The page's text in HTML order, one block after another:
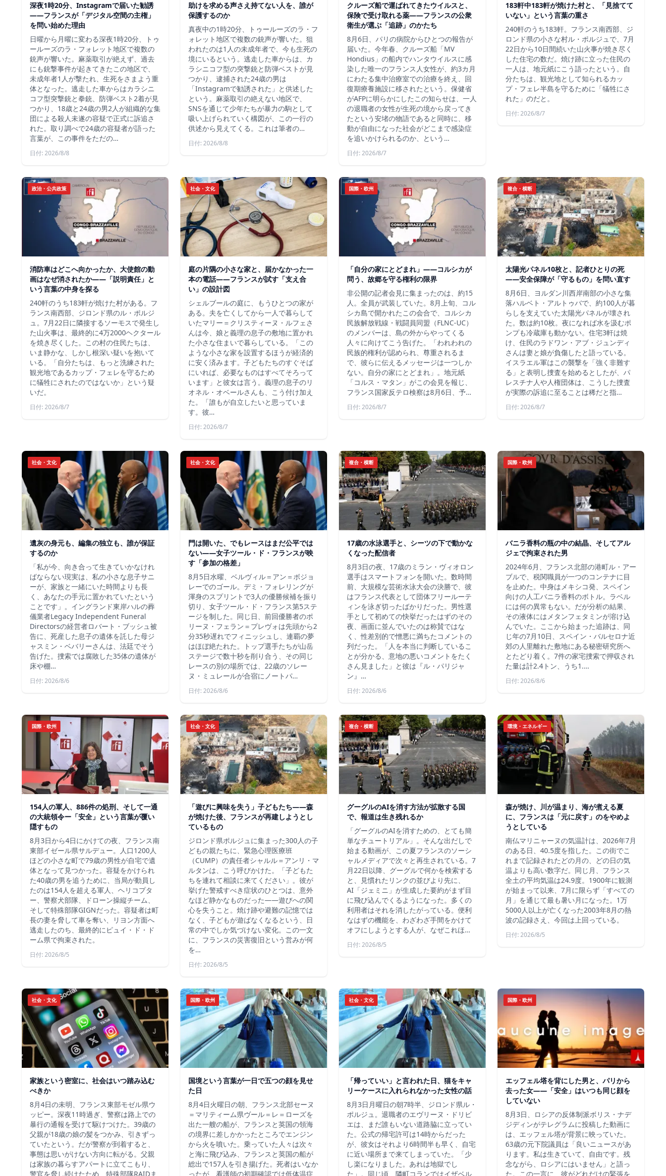
深夜1時20分、Instagramで届いた勧誘
――フランスが「デジタル空間の主権」
を問い始めた理由
日曜から月曜に変わる深夜1時20分、トゥ
ールーズのラ・フォレット地区で複数の
銃声が響いた。麻薬取引が絶えず、過去
にも銃撃事件が起きてきたこの地区で、
未成年者1人が撃たれ、生死をさまよう重
体となった。逃走した車からはカラシニ
コフ型突撃銃と拳銃、防弾ベスト2着が見
つかり、18歳と24歳の男2人が組織的な集
団による殺人未遂の容疑で正式に訴追さ
れた。取り調べで24歳の容疑者が語った
言葉が、この事件をただの…
日付: 2026/8/8
助けを求める声さえ持てない人を、誰が
保護するのか
真夜中の1時20分、トゥールーズのラ・フ
ォレット地区で複数の銃声が響いた。狙
われたのは1人の未成年者で、今も生死の
境にいるという。逃走した車からは、カ
ラシニコフ型の突撃銃と防弾ベストが見
つかり、逮捕された24歳の男は
「Instagramで勧誘された」と供述した
という。麻薬取引の絶えない地区で、
SNSを通じて少年たちが暴力の駒として
吸い上げられていく構図が、この一行の
供述から見えてくる。これは筆者の…
日付: 2026/8/8
クルーズ船で運ばれてきたウイルスと、
保険で受け取れる薬――フランスの公衆
衛生が選ぶ「追跡」のかたち
8月6日、パリの病院からひとつの報告が
届いた。今年春、クルーズ船「MV
Hondius」の船内でハンタウイルスに感
染した唯一のフランス人女性が、約3カ月
にわたる集中治療室での治療を終え、回
復期療養施設に移されたという。保健省
がAFPに明らかにしたこの知らせは、一人
の退職者の女性が生死の境から戻ってき
たという安堵の物語であると同時に、移
動が自由になった社会がどこまで感染症
を追いかけられるのか、という…
日付: 2026/8/7
183軒中183軒が焼けた村と、「見捨てて
いない」という言葉の重さ
240軒のうち183軒。フランス南西部、ジ
ロンド県の小さな村ル・ポルジュで、7月
22日から10日間続いた山火事が焼き尽く
した住宅の数だ。焼け跡に立った住民の
一人は、地元紙にこう語ったという。自
分たちは、観光地として知られるカッ
プ・フェレ半島を守るために「犠牲にさ
れた」のだと。
日付: 2026/8/7
政治・公共政策
消防車はどこへ向かったか、大使館の動
画はなぜ消されたか——「説明責任」と
いう言葉の中身を探る
240軒のうち183軒が焼けた村がある。フ
ランス南西部、ジロンド県のル・ポルジ
ュ。7月22日に隣接するソーモスで発生し
た山火事は、最終的に4万2000ヘクタール
を焼き尽くした。この村の住民たちは、
いま静かな、しかし根深い疑いを抱いて
いる。「自分たちは、もっと洗練された
観光地であるカップ・フェレを守るため
に犠牲にされたのではないか」という疑
いだ。
日付: 2026/8/7
社会・文化
庭の片隅の小さな家と、届かなかった一
本の電話——フランスが試す「支え合
い」の設計図
シェルブールの庭に、もうひとつの家が
ある。夫を亡くしてから一人で暮らして
いたマリー＝クリスティーヌ・ルフェさ
んは今、娘と義理の息子の敷地に置かれ
た小さな住まいで暮らしている。「この
ような小さな家を設置するほうが経済的
に安く済みます。子どもたちのすぐそば
にいれば、必要なものはすべてそろって
います」と彼女は言う。義理の息子のリ
オネル・オベールさんも、こう付け加え
た。「誰もが自立したいと思っていま
す。彼…
日付: 2026/8/7
国際・欧州
「自分の家にとどまれ」——コルシカが
問う、故郷を守る権利の限界
非公開の記者会見に集まったのは、約15
人。全員が武装していた。8月上旬、コル
シカ島で開かれたこの会合で、コルシカ
民族解放戦線・戦闘員同盟（FLNC-UC）
のメンバーは、島の外からやってくる
人々に向けてこう告げた。「われわれの
民族的権利が認められ、尊重されるま
で、彼らに伝えるメッセージは一つしか
ない。自分の家にとどまれ」。地元紙
「コルス・マタン」がこの会見を報じ、
フランス国家反テロ検察は8月6日、予…
日付: 2026/8/7
複合・横断
太陽光パネル10枚と、記者ひとりの死
——安全保障が「守るもの」を問い直す
8月6日、ヨルダン川西岸南部の小さな集
落ハルベト・アルトゥバで、約100人が暮
らしを支えていた太陽光パネルが壊され
た。数は約10枚。夜になれば水を汲むポ
ンプも冷蔵庫も動かない。住宅3軒は焼
け、住民のラドワン・アブ・ジュンディ
さんは妻と娘が負傷したと語っている。
イスラエル軍はこの襲撃を「強く非難す
る」と表明し捜査を始めるとしたが、パ
レスチナ人や人権団体は、こうした捜査
が実際の訴追に至ることは稀だと指…
日付: 2026/8/7
社会・文化
遺灰の身元も、編集の独立も、誰が保証
するのか
「私が今、向き合って生きていかなけれ
ばならない現実は、私の小さな息子サニ
ーが、家族と一緒にいた時間よりも長
く、あなたの手元に置かれていたという
ことです」。イングランド東岸ハルの葬
儀業者Legacy Independent Funeral
Directorsの経営者ロバート・ブッシュ被
告に、死産した息子の遺体を託した母ジ
ャスミン・ベバリーさんは、法廷でそう
告げた。捜索では腐敗した35体の遺体が
床や棚…
日付: 2026/8/6
社会・文化
門は開いた、でもレースはまだ公平では
ない――女子ツール・ド・フランスが映
す「参加の格差」
8月5日水曜、ベルヴィル＝アン＝ボジョ
レーでのゴール。デミ・フォレリングが
渾身のスプリントで3人の優勝候補を振り
切り、女子ツール・ド・フランス第5ステ
ージを制した。同じ日、前回優勝者のポ
リーヌ・フェラン＝プレヴォは先頭から2
分35秒遅れでフィニッシュし、連覇の夢
はほぼ絶たれた。トップ選手たちが山岳
ステージで数十秒を削り合う、その同じ
レースの別の場所では、22歳のソレー
ヌ・ミュレールが合宿にノートパ…
日付: 2026/8/6
複合・横断
17歳の水泳選手と、シーツの下で動かな
くなった配信者
8月3日の夜、17歳のミラン・ヴィオロン
選手はスマートフォンを開いた。数時間
前、大規模な芸術水泳大会の決勝で、彼
はフランス代表として団体フリールーテ
ィンを泳ぎ切ったばかりだった。男性選
手として初めての快挙だったはずのその
夜、画面に並んでいたのは称賛ではな
く、性差別的で憎悪に満ちたコメントの
列だった。「人を本当に判断しているこ
とが分かる、意地の悪いコメントをたく
さん見ました」と彼は『ル・パリジャ
ン』…
日付: 2026/8/6
国際・欧州
バニラ香料の瓶の中の結晶、そしてアル
ジェで拘束された男
2024年6月、フランス北部の港町ル・アー
ブルで、税関職員が一つのコンテナに目
を止めた。中身はメキシコ発、スペイン
向けの人工バニラ香料のボトル。ラベル
には何の異常もない。だが分析の結果、
その液体にはメタンフェタミンが溶け込
んでいた。ここから始まった追跡は、同
じ年の7月10日、スペイン・バルセロナ近
郊の人里離れた敷地にある秘密研究所へ
とたどり着く。7件の家宅捜索で押収され
た量は計2.4トン、うち1.…
日付: 2026/8/6
国際・欧州
154人の軍人、886件の処刑、そして一通
の大統領令ー「安全」という言葉が覆い
隠すもの
8月3日から4日にかけての夜、フランス南
東部イゼール県サルデュー。人口1200人
ほどの小さな町で79歳の男性が自宅で遺
体となって見つかった。容疑をかけられ
た40歳の男を追うために、当局が動員し
たのは154人を超える軍人、ヘリコプタ
ー、警察犬部隊、ドローン操縦チーム、
そして特殊部隊GIGNだった。容疑者は町
長の妻を脅して車を奪い、リヨン方面へ
逃走したのち、最終的にピュイ・ド・ド
ーム県で拘束された。
日付: 2026/8/5
社会・文化
「遊びに興味を失う」子どもたち——森
が焼けた後、フランスが再建しようとし
ているもの
ジロンド県ポルジュに集まった300人の子
どもの親たちに、緊急心理医療班
（CUMP）の責任者シャルル＝アンリ・マ
ルタンは、こう呼びかけた。「子どもた
ちを連れて相談に来てください」。彼が
挙げた警戒すべき症状のひとつは、意外
なほど静かなものだった――遊びへの関
心を失うこと。焼け跡や避難の記憶では
なく、子どもが遊ばなくなるという、日
常の中でしか気づけない変化。この一文
に、フランスの災害復旧という営みが何
を…
日付: 2026/8/5
複合・横断
グーグルのAIを消す方法が拡散する国
で、報道は生き残れるか
「グーグルのAIを消すための、とても簡
単なチュートリアル」。そんな出だしで
始まる動画が、この夏フランスのソーシ
ャルメディアで次々と再生されている。7
月22日以降、グーグルで何かを検索する
と、見慣れたリンクの並びより先に、
AI「ジェミニ」が生成した要約がまず目
に飛び込んでくるようになった。多くの
利用者はそれを消したがっている。便利
なはずの機能を、わざわざ手間をかけて
オフにしようとする人が、なぜこれほ…
日付: 2026/8/5
環境・エネルギー
森が焼け、川が温まり、海が煮える夏
に、フランスは「元に戻す」のをやめよ
うとしている
南仏マリニャーヌの気温計は、2026年7月
のある日、40.5度を指した。この街でこ
れまで記録されたどの月の、どの日の気
温よりも高い数字だ。同じ月、フランス
全土の平均気温は24.9度。1900年に観測
が始まって以来、7月に限らず「すべての
月」を通じて最も暑い月になった。1万
5000人以上が亡くなった2003年8月の熱
波の記録さえ、今回は上回っている。
日付: 2026/8/5
社会・文化
家族という密室に、社会はいつ踏み込む
べきか
8月4日の未明、フランス東部モゼル県ウ
ッピー。深夜11時過ぎ、警察は路上での
暴行の通報を受けて駆けつけた。39歳の
父親が18歳の娘の髪をつかみ、引きずっ
ていたという。だが警察が到着すると、
事態は思いがけない方向に転がる。父親
は家族の暮らすアパートに立てこもり、
警官を脅し続けたため、特殊部隊RAIDま
国際・欧州
国境という言葉が一日で五つの顔を見せ
た日
8月4日火曜日の朝、フランス北部セーヌ
＝マリティーム県ヴール＝レ＝ローズを
出た一艘の船が、フランスと英国の領海
の境界に差しかかったところでエンジン
から火を噴いた。乗っていた人々は次々
と海に飛び込み、フランスと英国の船が
総出で157人を引き揚げた。死者はいなか
ったが、看護師の初期確認では低体温症
社会・文化
「帰っていい」と言われた日、猫をキャ
リーケースに入れられなかった女性の話
8月3日月曜日の朝7時半、ジロンド県ル・
ポルジュ。退職者のエヴリーヌ・ドリビ
エは、まだ誰もいない道路脇に立ってい
た。公式の帰宅許可は14時からだった
が、彼女はそれより6時間半も早く、自宅
に近い場所まで来てしまっていた。「少
し楽になりました。あれは地獄でし
た」。同じ頃、隣町コランではイザベル
国際・欧州
エッフェル塔を背にした男と、パリから
去った女——「安全」はいつも同じ顔を
していない
8月3日、ロシアの反体制派ボリス・ナデ
ジディンがテレグラムに投稿した動画に
は、エッフェル塔が背景に映っていた。
63歳の元下院議員は「良いニュースがあ
ります。私は生きていて、自由です。残
念ながら、ロシアにはいません」と語っ
た。この一言に、彼がどれだけの緊張を